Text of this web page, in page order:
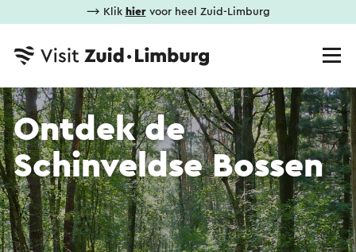
⟶ Klik hiervoor heel Zuid-Limburg
Ontdek de
Schinveldse Bossen